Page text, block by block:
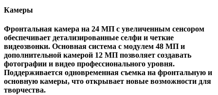
Камеры
Фронтальная камера на 24 МП с увеличенным сенсором
обеспечивает детализированные селфи и четкие
видеозвонки. Основная система с модулем 48 МП и
дополнительной камерой 12 МП позволяет создавать
фотографии и видео профессионального уровня.
Поддерживается одновременная съемка на фронтальную и
основную камеры, что открывает новые возможности для
творчества.